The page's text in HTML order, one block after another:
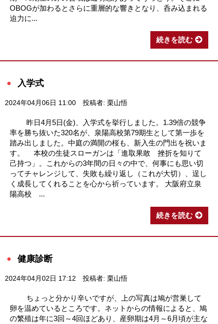
OBOGが加わるとさらに重層的な響きとなり、呑み込まれる
迫力に...
続きを読む
入学式
2024年04月06日 11:00 投稿者: 栗山悟
昨日4月5日(金)、入学式を挙行しました。1.39倍の競争
率を勝ち抜いた320名が、泉陽高校第79期生として第一歩を
踏み出しました。中庭の満開の桜も、新入生の門出を祝いま
す。 本校の生徒スローガンは「進取果敢 挫折を知りて
己持つ」。これからの3年間の日々の中で、何事にも思い切
ってチャレンジして、失敗も繰り返し（これが大切）、逞し
く成長してくれることを心から祈っています。 大阪府立泉
陽高校 ...
続きを読む
健康診断
2024年04月02日 17:12 投稿者: 栗山悟
ちょっと分かり辛いですが、上の写真は鳩が営巣して
卵を温めているところです。ネットからの情報によると、鳩
の繁殖は年に3回～4回ほどあり、産卵期は4月～6月頃が主な